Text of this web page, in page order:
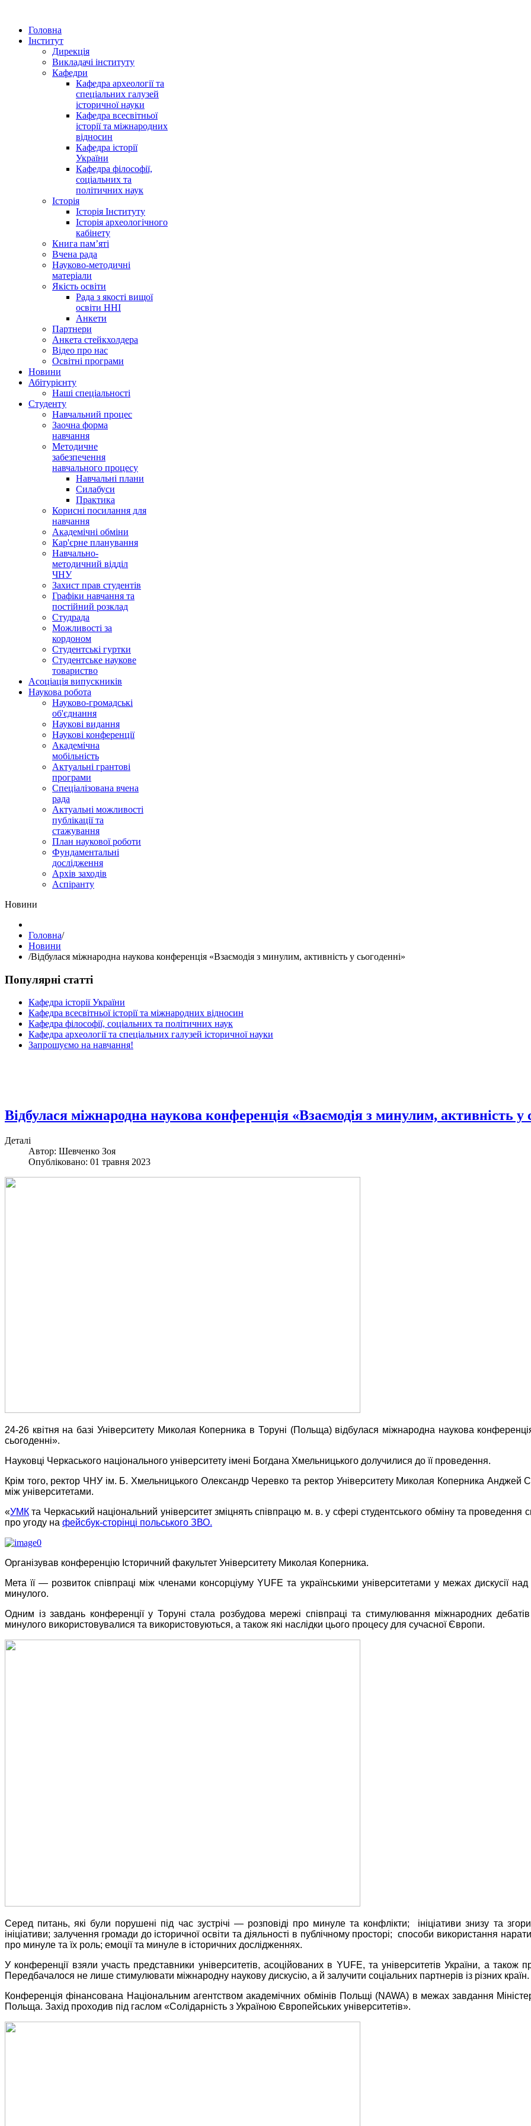
Головна
Інститут
Дирекція
Викладачі інституту
Кафедри
Кафедра археології та
спеціальних галузей
історичної науки
Кафедра всесвітньої
історії та міжнародних
відносин
Кафедра історії
України
Кафедра філософії,
соціальних та
політичних наук
Історія
Історія Інституту
Історія археологічного
кабінету
Книга памʼяті
Вчена рада
Науково-методичні
матеріали
Якість освіти
Рада з якості вищої
освіти ННІ
Анкети
Партнери
Анкета стейкхолдера
Відео про нас
Освітні програми
Hовини
Абітурієнту
Наші спеціальності
Студенту
Навчальний процес
Заочна форма
навчання
Методичне
забезпечення
навчального процесу
Навчальні плани
Силабуси
Практика
Корисні посилання для
навчання
Академічні обміни
Кар'єрне планування
Навчально-
методичний відділ
ЧНУ
Захист прав студентів
Графіки навчання та
постійний розклад
Студрада
Можливості за
кордоном
Студентські гуртки
Студентське наукове
товариство
Асоціація випускників
Наукова робота
Науково-громадські
об'єднання
Наукові видання
Наукові конференції
Академічна
мобільність
Актуальні грантові
програми
Спеціалізована вчена
рада
Актуальні можливості
публікації та
стажування
План наукової роботи
Фундаментальні
дослідження
Архів заходів
Аспіранту
Hовини
Головна/
Hовини
/Відбулася міжнародна наукова конференція «Взаємодія з минулим, активність у сьогоденні»
Популярні статті
Кафедра історії України
Кафедра всесвітньої історії та міжнародних відносин
Кафедра філософії, соціальних та політичних наук
Кафедра археології та спеціальних галузей історичної науки
Запрошуємо на навчання!
Відбулася міжнародна наукова конференція «Взаємодія з минулим, активність у
Деталі
Автор: Шевченко Зоя
Опубліковано: 01 травня 2023
24-26 квітня на базі Університету Миколая Коперника в Торуні (Польща) відбулася міжнародна наукова
сьогоденні».
Науковці Черкаського національного університету імені Богдана Хмельницького долучилися до її проведення.
Крім того, ректор ЧНУ ім. Б. Хмельницького Олександр Черевко та ректор Університету Миколая Коперника Анджей
між університетами.
«УМК та Черкаський національний університет зміцнять співпрацю м. в. у сфері студентського обміну та
про угоду на фейсбук-сторінці польського ЗВО.
Організував конференцію Історичний факультет Університету Миколая Коперника.
Мета її — розвиток співпраці між членами консорціуму YUFE та українськими університетами у межах дискусії
минулого.
Одним із завдань конференції у Торуні стала розбудова мережі співпраці та стимулювання міжнародних
минулого використовувалися та використовуються, а також які наслідки цього процесу для сучасної Європи.
Серед питань, які були порушені під час зустрічі — розповіді про минуле та конфлікти; ініціативи знизу та
ініціативи; залучення громади до історичної освіти та діяльності в публічному просторі; способи використання
про минуле та їх роль; емоції та минуле в історичних дослідженнях.
У конференції взяли участь представники університетів, асоційованих в YUFE, та університетів України, а також
Передбачалося не лише стимулювати міжнародну наукову дискусію, а й залучити соціальних партнерів із різних країн.
Конференція фінансована Національним агентством академічних обмінів Польщі (NAWA) в межах завдання
Польща. Захід проходив під гаслом «Солідарність з Україною Європейських університетів».